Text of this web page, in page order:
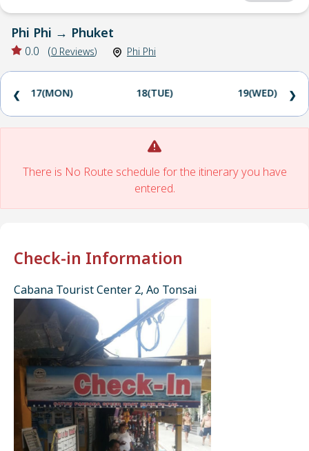
Phi Phi → Phuket
0.0 (0 Reviews) Phi Phi
17(MON) 18(TUE) 19(WED)
❮ ❯
There is No Route schedule for the itinerary you have
entered.
Check-in Information
Cabana Tourist Center 2, Ao Tonsai